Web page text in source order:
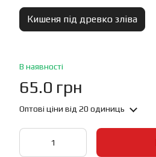
Кишеня під древко зліва
В наявності
65.0 грн
Оптові ціни від 20 одиниць